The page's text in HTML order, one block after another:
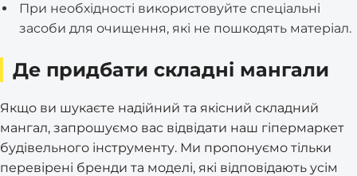
При необхідності використовуйте спеціальні
засоби для очищення, які не пошкодять матеріал.
Де придбати складні мангали
Якщо ви шукаєте надійний та якісний складний
мангал, запрошуємо вас відвідати наш гіпермаркет
будівельного інструменту. Ми пропонуємо тільки
перевірені бренди та моделі, які відповідають усім